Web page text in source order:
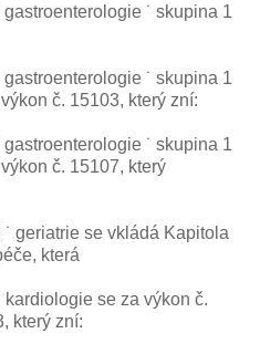
˙ skupina 1
˙ skupina 1
č. 15103, který zní:
˙ skupina 1
č. 15107, který
geriatrie se vkládá Kapitola
která
kardiologie se za výkon č.
který zní: